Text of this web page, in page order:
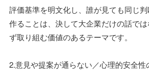
評価基準を明文化し、誰が見ても同じ
作ることは、決して大企業だけの話で
ず取り組む価値のあるテーマです。
2.意見や提案が通らない／心理的安全性